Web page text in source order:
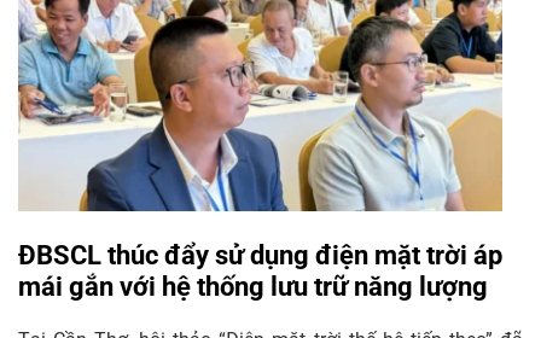
ĐBSCL thúc đẩy sử dụng điện mặt trời áp
mái gắn với hệ thống lưu trữ năng lượng